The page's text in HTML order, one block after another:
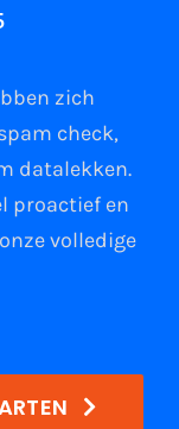
zich
check,
datalekken.
proactief en
volledige